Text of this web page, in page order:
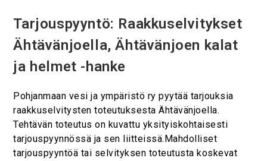
Tarjouspyyntö: Raakkuselvitykset
Ähtävänjoella, Ähtävänjoen kalat
ja helmet -hanke
Pohjanmaan vesi ja ympäristö ry pyytää tarjouksia
raakkuselvitysten toteutuksesta Ähtävänjoella.
Tehtävän toteutus on kuvattu yksityiskohtaisesti
tarjouspyynnössä ja sen liitteissä.Mahdolliset
tarjouspyyntöä tai selvityksen toteutusta koskevat